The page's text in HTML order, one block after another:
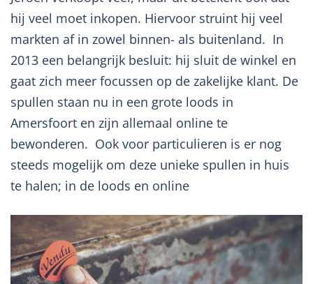
hij veel moet inkopen. Hiervoor struint hij veel
markten af in zowel binnen- als buitenland. In
2013 een belangrijk besluit: hij sluit de winkel en
gaat zich meer focussen op de zakelijke klant. De
spullen staan nu in een grote loods in
Amersfoort en zijn allemaal online te
bewonderen. Ook voor particulieren is er nog
steeds mogelijk om deze unieke spullen in huis
te halen; in de loods en online